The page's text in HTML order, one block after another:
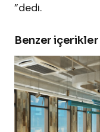
”dedi.
Benzer içerikler